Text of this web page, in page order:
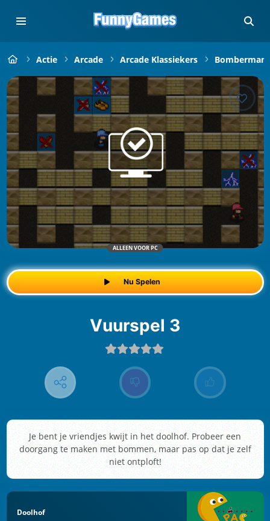
Actie Arcade Arcade Klassiekers Bomberman
ALLEEN VOOR PC
Nu Spelen
Vuurspel 3
Je bent je vriendjes kwijt in het doolhof. Probeer een
doorgang te maken met bommen, maar pas op dat je zelf
niet ontploft!
Doolhof